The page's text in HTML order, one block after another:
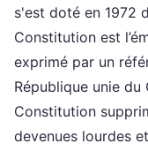
s'est doté en 1972
Constitution est
exprimé par un
République unie du
Constitution
devenues lourdes